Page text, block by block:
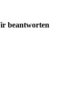
beantworten